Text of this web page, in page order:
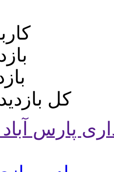
کل بازدیدها :